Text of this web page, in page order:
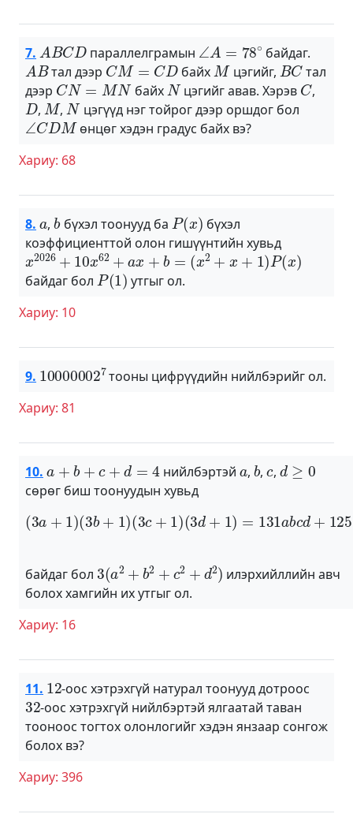
7.
A BCD
параллелграмын
∠ A
байдаг.
AB
тал дээр
CM=CD
байх
M
цэгийг,
BC
тал
дээр
CN=MN
байх
N
цэгийг авав. Хэрэв
C
,
D
,
M
,
N
цэгүүд нэг тойрог дээр оршдог бол
∠CDM
өнцөг хэдэн градус байх вэ?
Хариу: 68
8. ,
b
бүхэл тоонууд ба
P(x
бүхэл
коэффициенттой олон гишүүнтийн хувьд
x2026+10x62+ax+b=(x2+x+1)P(x)
байдаг бол
P(1)
утгыг ол.
Хариу: 10
9.
10000002
тооны цифрүүдийн нийлбэрийг ол.
Хариу: 81
10.
+
нийлбэртэй ,
b
, ,
d
сөрөг биш тоонуудын хувьд
3 a+1)(3 b +1)(3c + 1)(3d+ 1 =131abcd+125
байдаг бол
( 2 b2 + )
илэрхийллийн авч
болох хамгийн их утгыг ол.
Хариу: 16
11. -оос хэтрэхгүй натурал тоонууд дотроос
32
-оос хэтрэхгүй нийлбэртэй ялгаатай таван
тооноос тогтох олонлогийг хэдэн янзаар сонгож
болох вэ?
Хариу: 396